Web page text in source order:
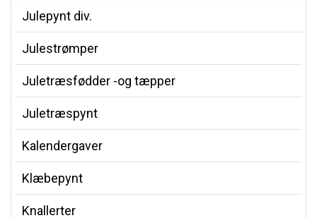
Julepynt div.
Julestrømper
Juletræsfødder -og tæpper
Juletræspynt
Kalendergaver
Klæbepynt
Knallerter